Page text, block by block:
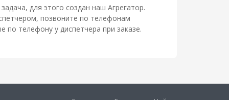
для этого создан наш Агрегатор.
позвоните по телефонам
телефону у диспетчера при заказе.